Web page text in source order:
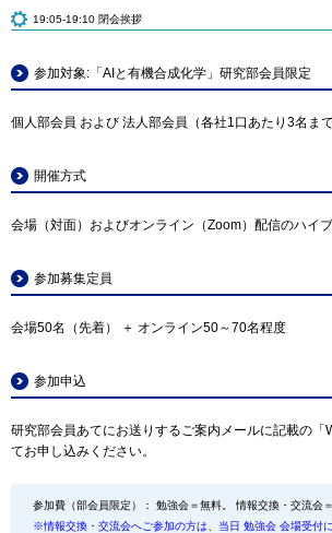
19:05-19:10 閉会挨拶
参加対象:「AIと有機合成化学」研究部会員限定
個人部会員 および 法人部会員（各社1口あたり3名ま
開催方式
会場（対面）およびオンライン（Zoom）配信のハイ
参加募集定員
会場50名（先着） ＋ オンライン50～70名程度
参加申込
研究部会員あてにお送りするご案内メールに記載の「
てお申し込みください。
参加費（部会員限定）： 勉強会＝無料。 情報交換・交流会
※情報交換・交流会へご参加の方は、当日 勉強会 会場受付